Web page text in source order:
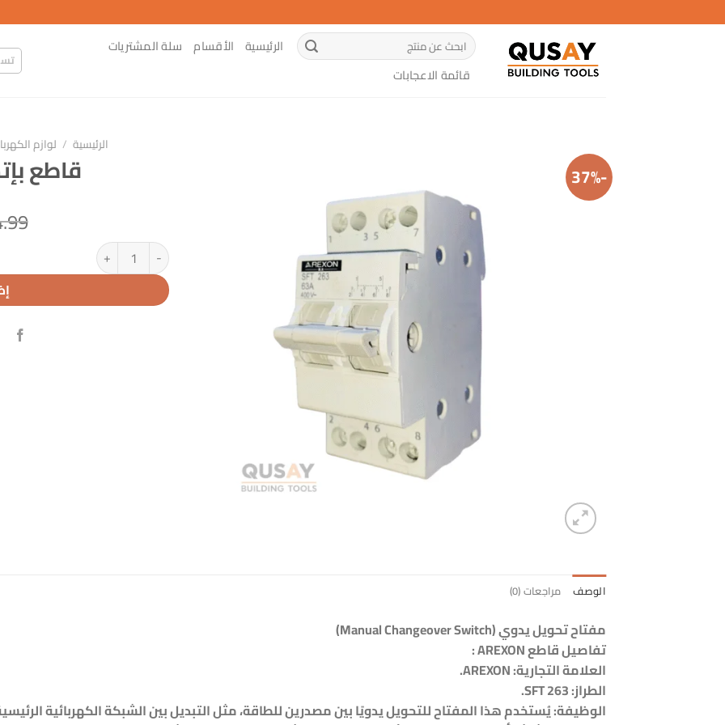
للمحتوى
البحث
عن:
الرئيسية الأقسام سلة المشتريات
قائمة الاعجابات
-37%
الرئيسية / لوازم
قاطع
كمية قاطع بإتجاهين اريكسون
الوصف مراجعات (0)
مفتاح تحويل يدوي (Manual Changeover Switch)
تفاصيل قاطع AREXON :
العلامة التجارية: AREXON.
الطراز: SFT 263.
الوظيفة: يُستخدم هذا المفتاح للتحويل يدويًا بين مصدرين للطاقة، مثل التبديل بين الشبكة الكهربائية